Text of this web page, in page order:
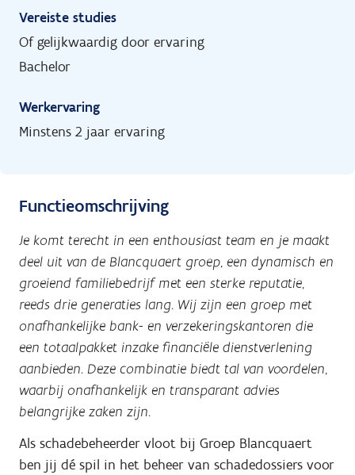
Vereiste studies
Of gelijkwaardig door ervaring
Bachelor
Werkervaring
Minstens 2 jaar ervaring
Functieomschrijving
Je komt terecht in een enthousiast team en je maakt
deel uit van de Blancquaert groep, een dynamisch en
groeiend familiebedrijf met een sterke reputatie,
reeds drie generaties lang. Wij zijn een groep met
onafhankelijke bank- en verzekeringskantoren die
een totaalpakket inzake financiële dienstverlening
aanbieden. Deze combinatie biedt tal van voordelen,
waarbij onafhankelijk en transparant advies
belangrijke zaken zijn.
Als schadebeheerder vloot bij Groep Blancquaert
ben jij dé spil in het beheer van schadedossiers voor